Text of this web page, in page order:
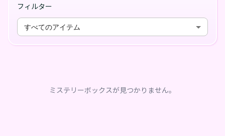
フィルター
すべてのアイテム
ミステリーボックスが見つかりません。